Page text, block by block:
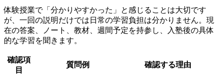
体験授業で「分かりやすかった」と感じることは大切です
が、一回の説明だけでは日常の学習負担は分かりません。現
在の答案、ノート、教材、週間予定を持参し、入塾後の具体
的な学習を聞きます。
確認項
目
質問例 確認する理由